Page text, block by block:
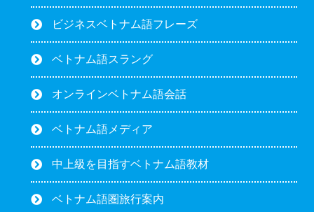
ビジネスベトナム語フレーズ
ベトナム語スラング
オンラインベトナム語会話
ベトナム語メディア
中上級を目指すベトナム語教材
ベトナム語圏旅行案内